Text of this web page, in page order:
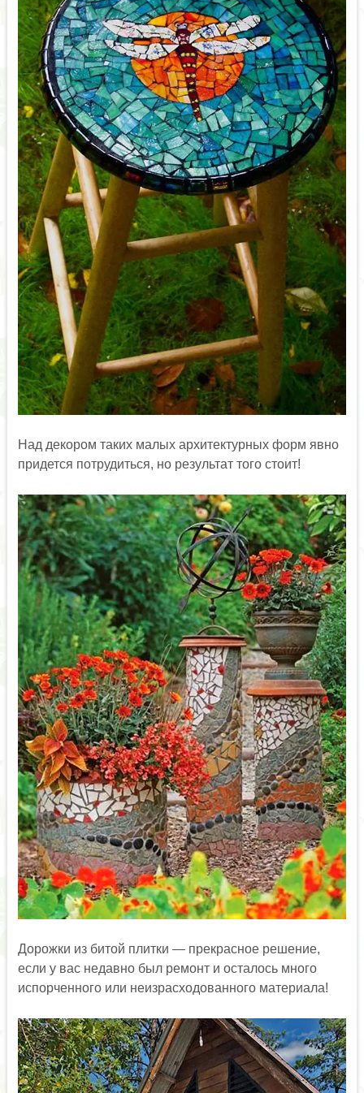
Над декором таких малых архитектурных форм явно
придется потрудиться, но результат того стоит!
Дорожки из битой плитки — прекрасное решение,
если у вас недавно был ремонт и осталось много
испорченного или неизрасходованного материала!